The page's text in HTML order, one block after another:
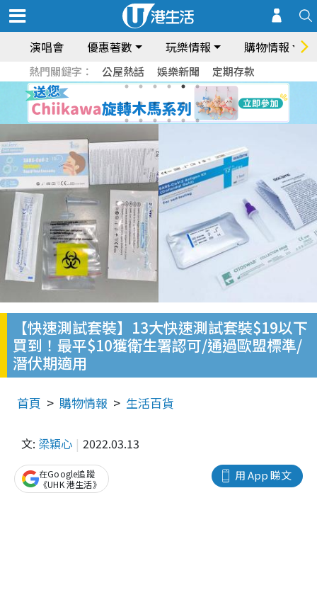
演唱會 優惠著數 玩樂情報 購物情報
熱門關鍵字： 公屋熱話 娛樂新聞 定期存款
【快速測試套裝】13大快速測試套裝$19以下
買到！最平$10獲衛生署認可/通過歐盟標準/
潛伏期適用
首頁 購物情報 生活百貨
文: 梁穎心 2022.03.13
用 App 睇文
在Google追蹤
《UHK 港生活》